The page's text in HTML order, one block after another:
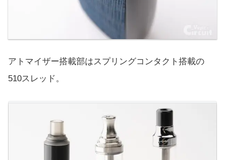
アトマイザー搭載部はスプリングコンタクト搭載の
510スレッド。